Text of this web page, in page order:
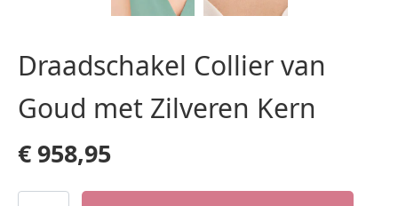
Draadschakel Collier van
Goud met Zilveren Kern
€958,95